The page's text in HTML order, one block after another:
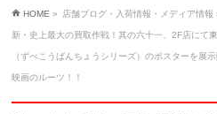
HOME » 店舗ブログ・入荷情報・メディア情報
新・史上最大の買取作戦！其の六十一、2F店にて
（ずべこうばんちょうシリーズ）のポスターを展
映画のルーツ！！